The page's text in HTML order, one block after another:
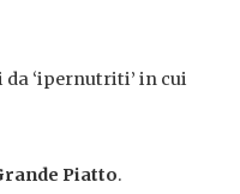
‘ipernutriti’ in cui
Piatto.